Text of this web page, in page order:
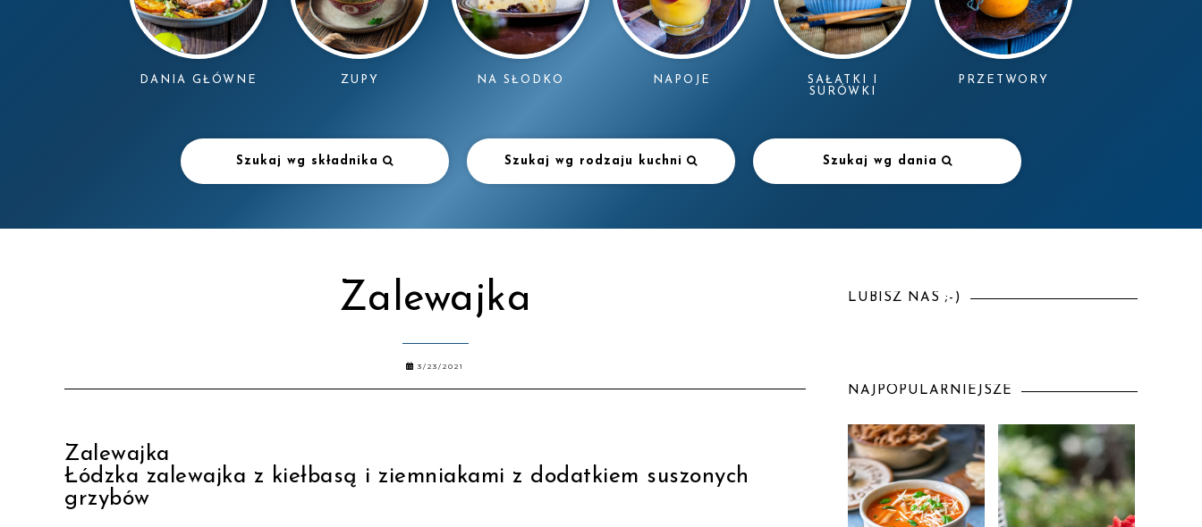
DANIA GŁÓWNE ZUPY NA SŁODKO NAPOJE
SAŁATKI I
SURÓWKI
PRZETWORY
Szukaj wg składnika Szukaj wg rodzaju kuchni Szukaj wg dania
Zalewajka
3/23/2021
Zalewajka
Łódzka zalewajka z kiełbasą i ziemniakami z dodatkiem suszonych
grzybów
LUBISZ NAS ;-)
NAJPOPULARNIEJSZE